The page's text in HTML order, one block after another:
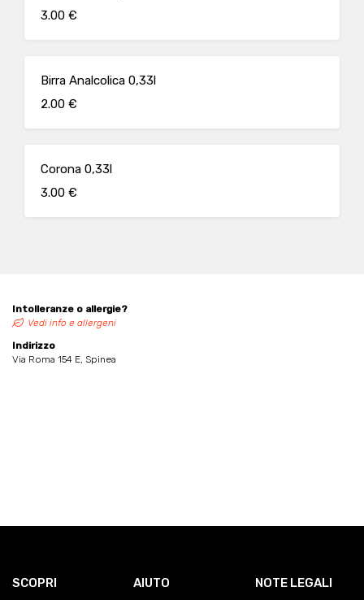
3.00 €
Birra Analcolica 0,33l
2.00 €
Corona 0,33l
3.00 €
Intolleranze o allergie?
Vedi info e allergeni
Indirizzo
Via Roma 154 E, Spinea
SCOPRI AIUTO NOTE LEGALI